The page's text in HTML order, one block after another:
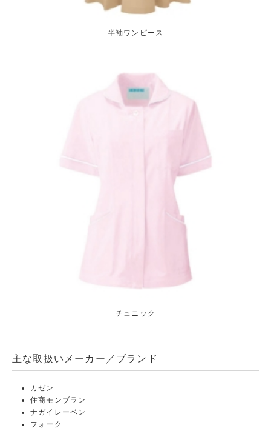
半袖ワンピース
チュニック
主な取扱いメーカー／ブランド
カゼン
住商モンブラン
ナガイレーベン
フォーク